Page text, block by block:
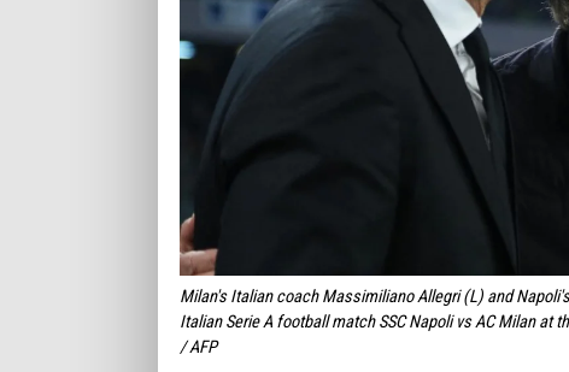
Milan's Italian coach Massimiliano Allegri (L) and
Italian Serie A football match SSC Napoli vs AC Milan at
/ AFP